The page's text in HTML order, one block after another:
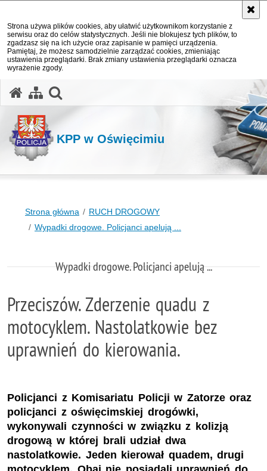
Strona używa plików cookies, aby ułatwić użytkownikom korzystanie z
serwisu oraz do celów statystycznych. Jeśli nie blokujesz tych plików, to
zgadzasz się na ich użycie oraz zapisanie w pamięci urządzenia.
Pamiętaj, że możesz samodzielnie zarządzać cookies, zmieniając
ustawienia przeglądarki. Brak zmiany ustawienia przeglądarki oznacza
wyrażenie zgody.
KPP w Oświęcimiu
Strona główna
RUCH DROGOWY
Wypadki drogowe. Policjanci apelują ...
Wypadki drogowe. Policjanci apelują ...
Przeciszów. Zderzenie quadu z
motocyklem. Nastolatkowie bez
uprawnień do kierowania.
Policjanci z Komisariatu Policji w Zatorze oraz
policjanci z oświęcimskiej drogówki,
wykonywali czynności w związku z kolizją
drogową w której brali udział dwa
nastolatkowie. Jeden kierował quadem, drugi